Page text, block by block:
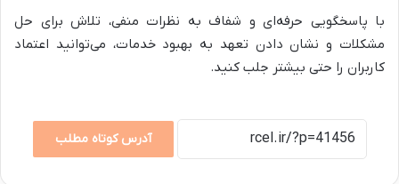
با پاسخگویی حرفه‌ای و شفاف به نظرات منفی، تلاش برای حل
مشکلات و نشان دادن تعهد به بهبود خدمات، می‌توانید اعتماد
کاربران را حتی بیشتر جلب کنید.
آدرس کوتاه مطلب